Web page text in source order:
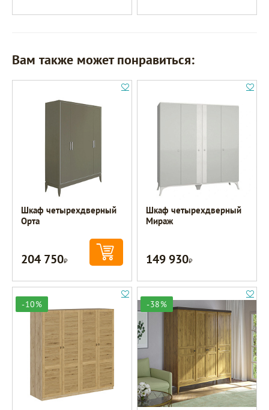
Вам также может понравиться:
Шкаф четырехдверный
Орта
204 750Р
Шкаф четырехдверный
Мираж
149 930Р
-10% -38%